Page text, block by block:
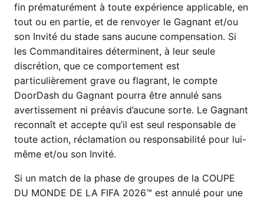
fin prématurément à toute expérience applicable, en
tout ou en partie, et de renvoyer le Gagnant et/ou
son Invité du stade sans aucune compensation. Si
les Commanditaires déterminent, à leur seule
discrétion, que ce comportement est
particulièrement grave ou flagrant, le compte
DoorDash du Gagnant pourra être annulé sans
avertissement ni préavis d’aucune sorte. Le Gagnant
reconnaît et accepte qu’il est seul responsable de
toute action, réclamation ou responsabilité pour lui-
même et/ou son Invité.
Si un match de la phase de groupes de la COUPE
DU MONDE DE LA FIFA 2026™ est annulé pour une